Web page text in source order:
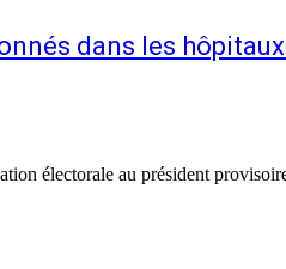
dans les
électorale au président